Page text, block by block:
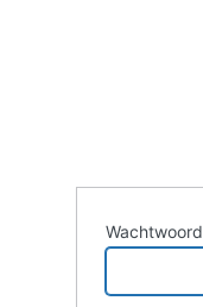
Wachtwoord